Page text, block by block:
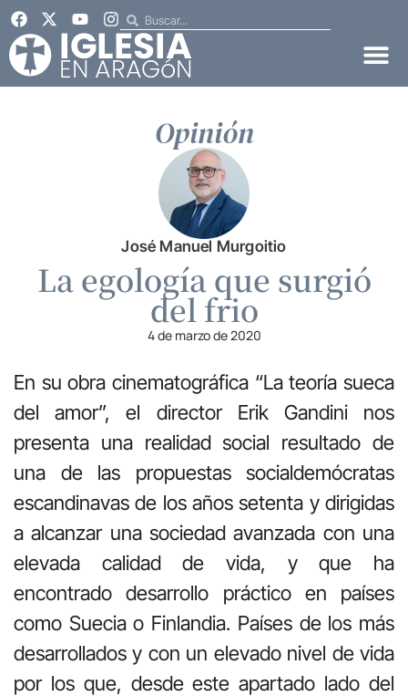
Opinión
José Manuel Murgoitio
La egología que surgió
del frio
4 de marzo de 2020
En su obra cinematográfica “La teoría sueca
del amor”, el director Erik Gandini nos
presenta una realidad social resultado de
una de las propuestas socialdemócratas
escandinavas de los años setenta y dirigidas
a alcanzar una sociedad avanzada con una
elevada calidad de vida, y que ha
encontrado desarrollo práctico en países
como Suecia o Finlandia. Países de los más
desarrollados y con un elevado nivel de vida
por los que, desde este apartado lado del